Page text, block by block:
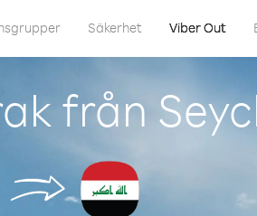
Säkerhet Viber Out
från